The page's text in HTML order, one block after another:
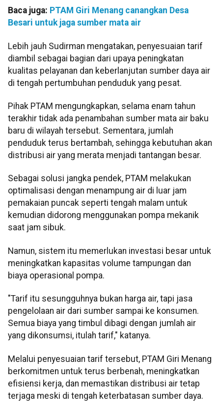
Baca juga: PTAM Giri Menang canangkan Desa
Besari untuk jaga sumber mata air
Lebih jauh Sudirman mengatakan, penyesuaian tarif
diambil sebagai bagian dari upaya peningkatan
kualitas pelayanan dan keberlanjutan sumber daya air
di tengah pertumbuhan penduduk yang pesat.
Pihak PTAM mengungkapkan, selama enam tahun
terakhir tidak ada penambahan sumber mata air baku
baru di wilayah tersebut. Sementara, jumlah
penduduk terus bertambah, sehingga kebutuhan akan
distribusi air yang merata menjadi tantangan besar.
Sebagai solusi jangka pendek, PTAM melakukan
optimalisasi dengan menampung air di luar jam
pemakaian puncak seperti tengah malam untuk
kemudian didorong menggunakan pompa mekanik
saat jam sibuk.
Namun, sistem itu memerlukan investasi besar untuk
meningkatkan kapasitas volume tampungan dan
biaya operasional pompa.
"Tarif itu sesungguhnya bukan harga air, tapi jasa
pengelolaan air dari sumber sampai ke konsumen.
Semua biaya yang timbul dibagi dengan jumlah air
yang dikonsumsi, itulah tarif," katanya.
Melalui penyesuaian tarif tersebut, PTAM Giri Menang
berkomitmen untuk terus berbenah, meningkatkan
efisiensi kerja, dan memastikan distribusi air tetap
terjaga meski di tengah keterbatasan sumber daya.